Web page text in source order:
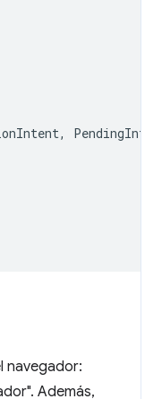
, PendingIntent
navegador:
Además,